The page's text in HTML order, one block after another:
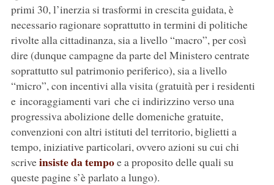
primi 30, l’inerzia si trasformi in crescita guidata, è
necessario ragionare soprattutto in termini di politiche
rivolte alla cittadinanza, sia a livello “macro”, per così
dire (dunque campagne da parte del Ministero centrate
soprattutto sul patrimonio periferico), sia a livello
“micro”, con incentivi alla visita (gratuità per i residenti
e incoraggiamenti vari che ci indirizzino verso una
progressiva abolizione delle domeniche gratuite,
convenzioni con altri istituti del territorio, biglietti a
tempo, iniziative particolari, ovvero azioni su cui chi
scriveinsiste da tempoe a proposito delle quali su
queste pagine s’è parlato a lungo).